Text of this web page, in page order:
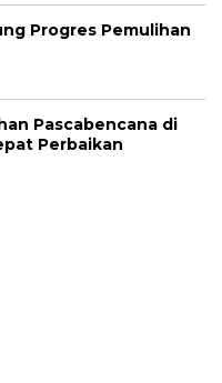
Progres Pemulihan
Pascabencana di
Perbaikan